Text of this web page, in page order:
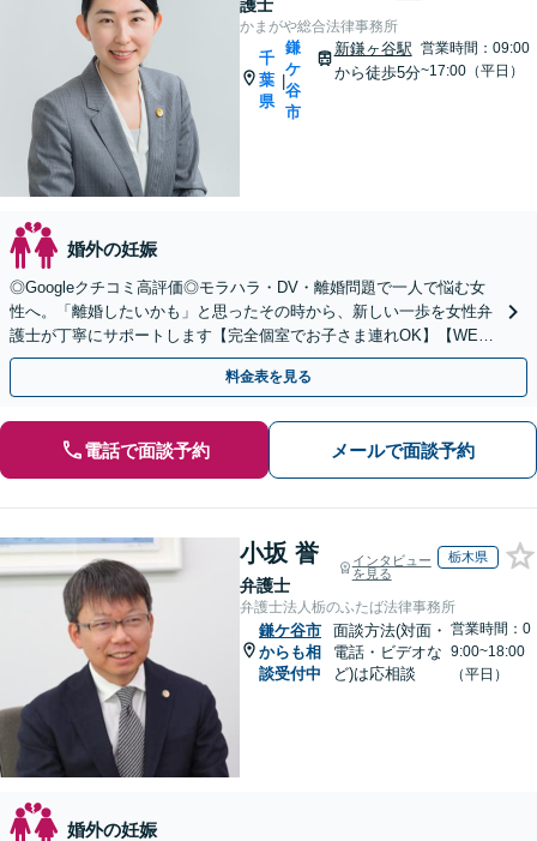
護士
かまがや総合法律事務所
千
葉
県
|
鎌
ケ
谷
市
新鎌ヶ谷駅
から徒歩5分
営業時間：09:00
~17:00（平日）
婚外の妊娠
◎Googleクチコミ高評価◎モラハラ・DV・離婚問題で一人で悩む女
性へ。「離婚したいかも」と思ったその時から、新しい一歩を女性弁
護士が丁寧にサポートします【完全個室でお子さま連れOK】【WEB
面談可】【新鎌ケ谷駅5分】
料金表を見る
電話で面談予約 メールで面談予約
小坂 誉
弁護士
インタビュー
を見る
栃木県
弁護士法人栃のふたば法律事務所
鎌ケ谷市
からも相
談受付中
面談方法(対面・
電話・ビデオな
ど)は応相談
営業時間：0
9:00~18:00
（平日）
婚外の妊娠